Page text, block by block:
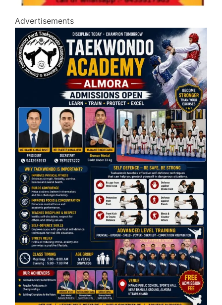
Advertisements